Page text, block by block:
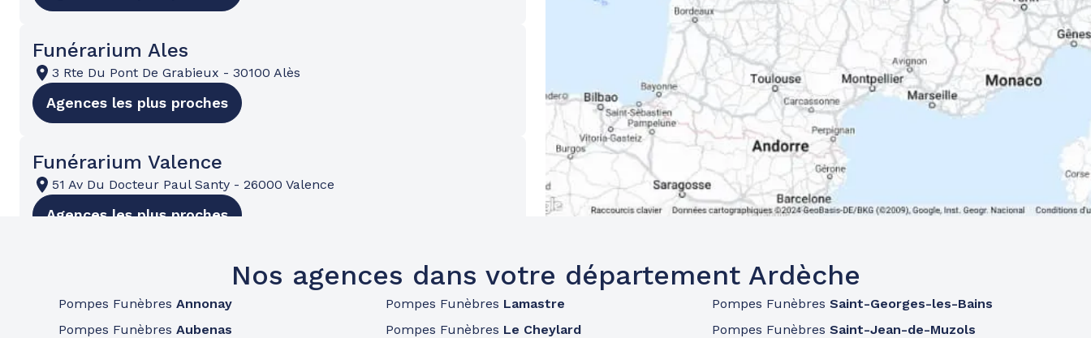
Funérarium Ales
3 Rte Du Pont De Grabieux - 30100 Alès
Agences les plus proches
Funérarium Valence
51 Av Du Docteur Paul Santy - 26000 Valence
Agences les plus proches
Nos agences dans votre département Ardèche
Pompes Funèbres Annonay
Pompes Funèbres Aubenas
Pompes Funèbres Lamastre
Pompes Funèbres Le Cheylard
Pompes FunèbresSaint-Georges-les-Bains
Pompes FunèbresSaint-Jean-de-Muzols